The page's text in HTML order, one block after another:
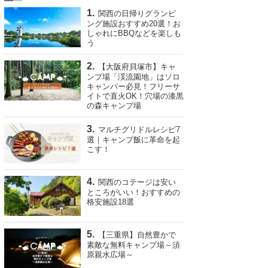
関西の日帰りグランピ
ング施設おすすめ20選！お
しゃれにBBQなどを楽しも
う
【大阪府貝塚市】キャ
ンプ場「渓流園地」はソロ
キャンパー必見！フリーサ
イトで直火OK！穴場の漆黒
の森キャンプ場
マルチグリドルレシピ7
選｜キャンプ飯に革命を起
こす！
関西のコテージは安い
ところがいい！おすすめの
格安施設18選
【三重県】自然豊かで
素敵な無料キャンプ場～須
原親水広場～